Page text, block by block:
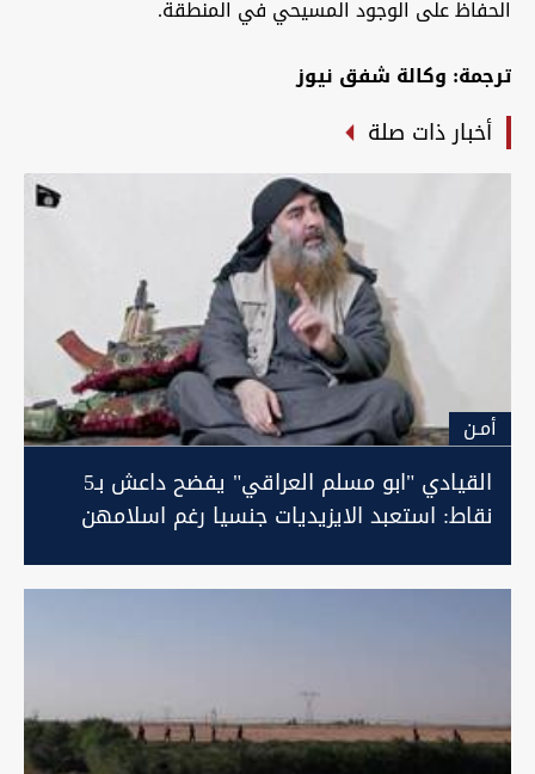
الحفاظ على الوجود المسيحي في المنطقة.
ترجمة: وكالة شفق نيوز
أخبار ذات صلة
أمـن
القيادي "ابو مسلم العراقي" يفضح داعش بـ5
نقاط: استعبد الايزيديات جنسيا رغم اسلامهن